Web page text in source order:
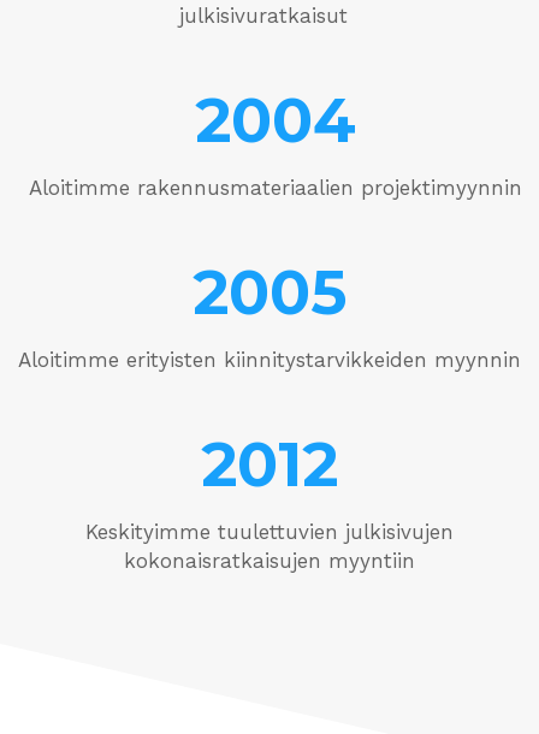
julkisivuratkaisut
2004
Aloitimme rakennusmateriaalien projektimyynnin
2005
Aloitimme erityisten kiinnitystarvikkeiden myynnin
2012
Keskityimme tuulettuvien julkisivujen
kokonaisratkaisujen myyntiin